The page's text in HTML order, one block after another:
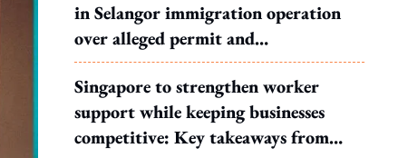
in Selangor immigration operation
over alleged permit and
documentation offences
Singapore to strengthen worker
support while keeping businesses
competitive: Key takeaways from